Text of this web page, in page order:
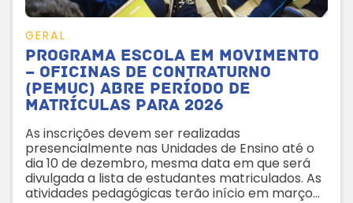
GERAL
Programa Escola em Movimento
– Oficinas de Contraturno
(Pemuc) abre período de
matrículas para 2026
As inscrições devem ser realizadas
presencialmente nas Unidades de Ensino até o
dia 10 de dezembro, mesma data em que será
divulgada a lista de estudantes matriculados. As
atividades pedagógicas terão início em março